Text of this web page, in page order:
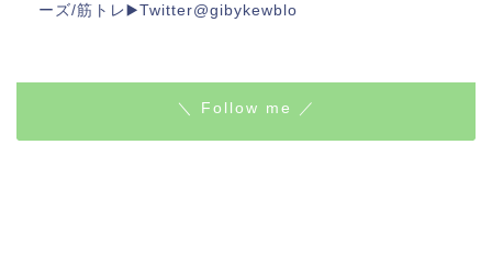
ーズ/筋トレ▶️Twitter@gibykewblo
＼ Follow me ／